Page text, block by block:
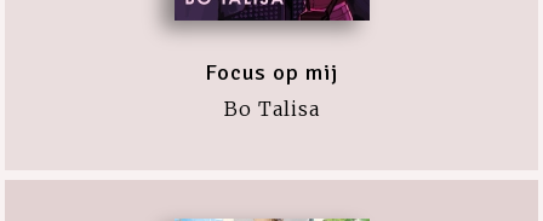
Focus op mij
Bo Talisa